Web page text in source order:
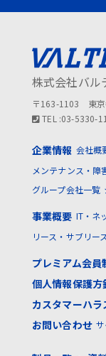
株式会社バル
〒163-1103 東京
TEL :03-5330-
企業情報 会社概
メンテナンス・障
グループ会社一覧
事業概要 IT・ネ
リース・サブリー
プレミアム会員
個人情報保護方
カスタマーハ
お問い合わせ